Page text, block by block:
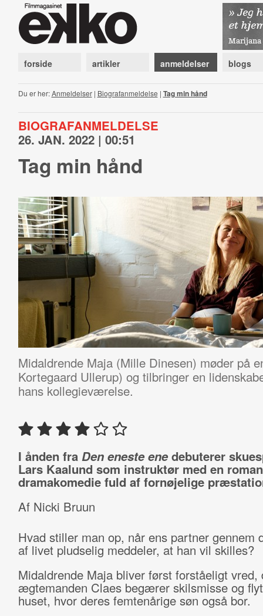
forside artikler anmeldelser blogs
Du er her:Anmeldelser| Biografanmeldelse | Tag min hånd
BIOGRAFANMELDELSE
26. JAN. 2022 | 00:51
Tag min hånd
Midaldrende Maja (Mille Dinesen) møder på
Kortegaard Ullerup) og tilbringer en
hans kollegieværelse.
I ånden fra Den eneste enedebuterer
Lars Kaalund som instruktør med en
dramakomedie fuld af fornøjelige
Af Nicki Bruun
Hvad stiller man op, når ens partner gennem
af livet pludselig meddeler, at han vil skilles?
Midaldrende Maja bliver først forståeligt vred,
ægtemanden Claes begærer skilsmisse og
huset, hvor deres femtenårige søn også bor.